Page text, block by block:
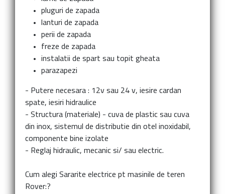
pluguri de zapada
lanturi de zapada
perii de zapada
freze de zapada
instalatii de spart sau topit gheata
parazapezi
- Putere necesara : 12v sau 24 v, iesire cardan
spate, iesiri hidraulice
- Structura (materiale) - cuva de plastic sau cuva
din inox, sistemul de distributie din otel inoxidabil,
componente bine izolate
- Reglaj hidraulic, mecanic si/ sau electric.
Cum alegi Sararite electrice pt masinile de teren
Rover:?